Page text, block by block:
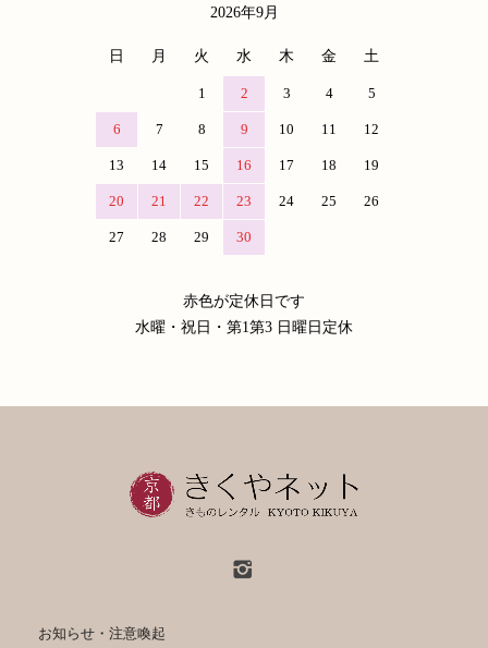
2026年9月
日 月 火 水 木 金 土
1 2 3 4 5
6 7 8 9 10 11 12
13 14 15 16 17 18 19
20 21 22 23 24 25 26
27 28 29 30
赤色が定休日です
水曜・祝日・第1第3 日曜日定休
お知らせ・注意喚起